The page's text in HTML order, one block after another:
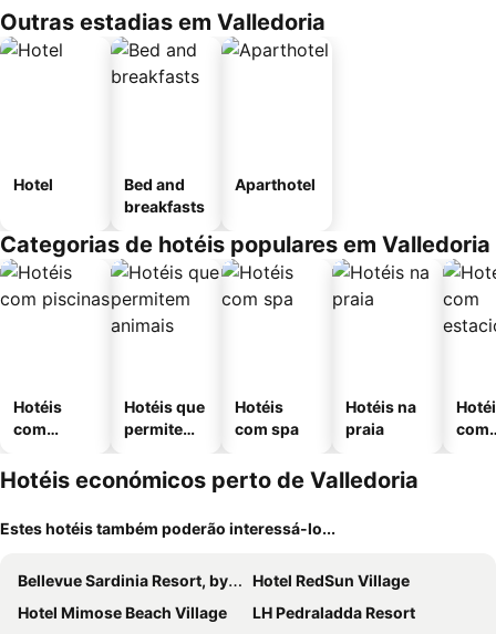
Outras estadias em Valledoria
Hotel
Bed and
breakfasts
Aparthotel
Categorias de hotéis populares em Valledoria
Hotéis
com
Hotéis que
permitem
Hotéis
com spa
Hotéis na
praia
com
Hotéis económicos perto de Valledoria
Estes hotéis também poderão interessá-lo...
Bellevue Sardinia Resort, by Meliá
Hotel RedSun Village
Hotel Mimose Beach Village
LH Pedraladda Resort